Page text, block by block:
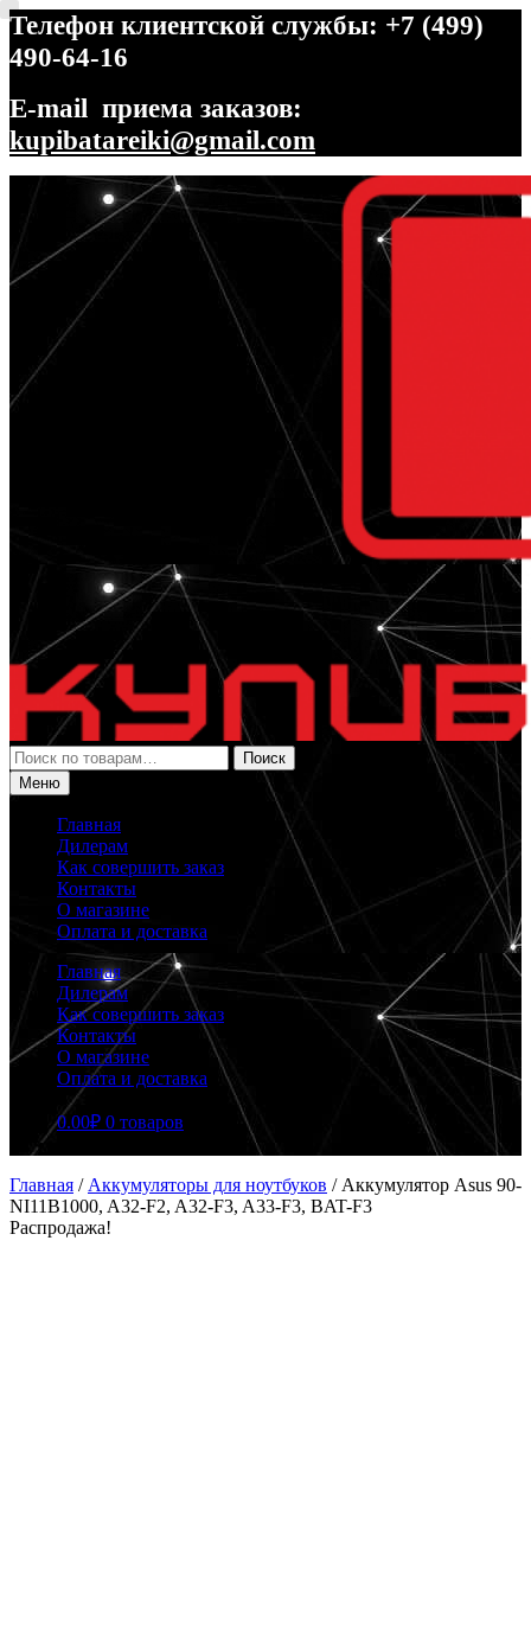
Телефон клиентской службы: +7 (499)
490-64-16
E-mail приема заказов:
kupibatareiki@gmail.com
Перейти
навигации
Перейти
содержимому
Искать:
Поиск
Меню
Главная
Дилерам
Как совершить заказ
Контакты
О магазине
Оплата и доставка
Главная
Дилерам
Как совершить заказ
Контакты
О магазине
Оплата и доставка
0.00₽ 0 товаров
Главная / Аккумуляторы для ноутбуков / Аккумулятор Asus 90-
NI11B1000, A32-F2, A32-F3, A33-F3, BAT-F3
Распродажа!